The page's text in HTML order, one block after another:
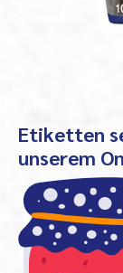
Etiketten
unserem